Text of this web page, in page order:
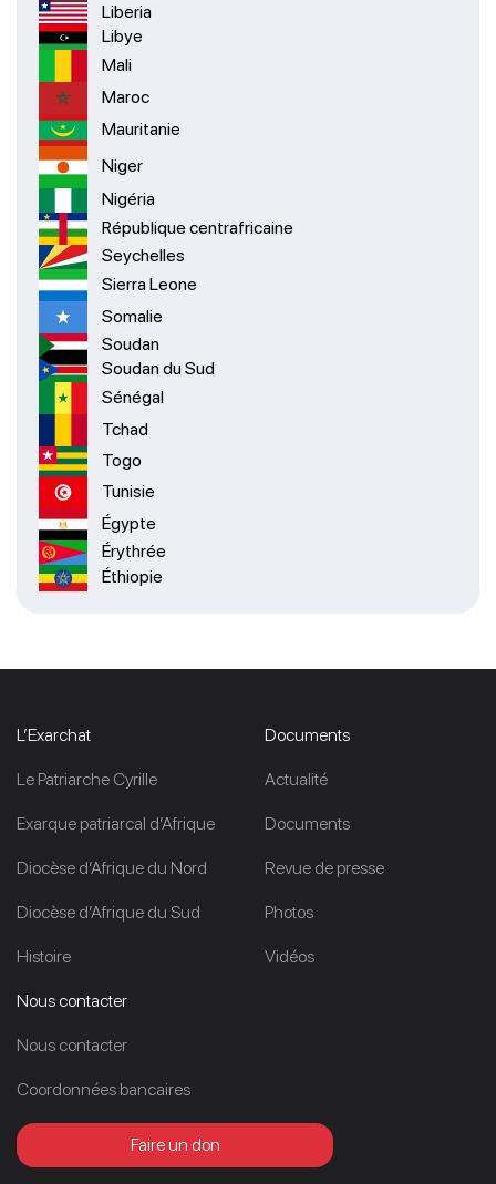
Liberia
Libye
Mali
Maroc
Mauritanie
Niger
Nigéria
République centrafricaine
Seychelles
Sierra Leone
Somalie
Soudan
Soudan du Sud
Sénégal
Tchad
Togo
Tunisie
Égypte
Érythrée
Éthiopie
L’Exarchat
Le Patriarche Cyrille
Exarque patriarcal d’Afrique
Diocèse d’Afrique du Nord
Diocèse d’Afrique du Sud
Histoire
Documents
Actualité
Documents
Revue de presse
Photos
Vidéos
Nous contacter
Nous contacter
Coordonnées bancaires
Faire un don